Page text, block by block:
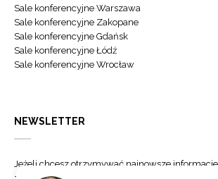
Sale konferencyjne Warszawa
Sale konferencyjne Zakopane
Sale konferencyjne Gdańsk
Sale konferencyjne Łódź
Sale konferencyjne Wrocław
NEWSLETTER
Jeżeli chcesz otrzymywać najnowsze